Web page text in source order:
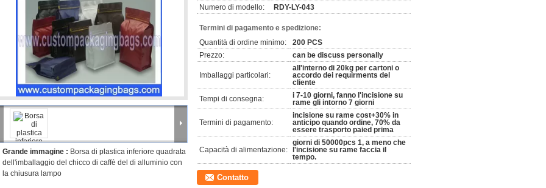
Grande immagine : Borsa di plastica inferiore quadrata
dell'imballaggio del chicco di caffè del di alluminio con
la chiusura lampo
Numero di modello:
RDY-LY-043
Termini di pagamento e spedizione:
Quantità di ordine minimo:
200 PCS
Prezzo:
can be discuss personally
Imballaggi particolari:
all'interno di 20kg per cartoni o
accordo dei requirments del
cliente
Tempi di consegna:
i 7-10 giorni, fanno l'incisione su
rame gli intorno 7 giorni
Termini di pagamento:
incisione su rame cost+30% in
anticipo quando ordine, 70% da
essere trasporto paied prima
Capacità di alimentazione:
giorni di 50000pcs 1, a meno che
l'incisione su rame faccia il
tempo.
Contatto